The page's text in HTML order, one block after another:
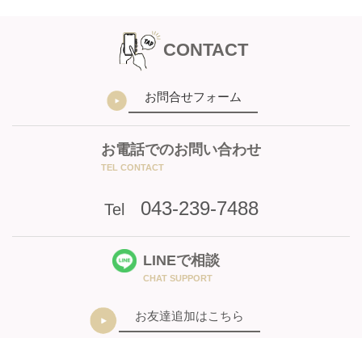
CONTACT
お問合せフォーム
お電話でのお問い合わせ
TEL CONTACT
Tel 043-239-7488
LINEで相談
CHAT SUPPORT
お友達追加はこちら